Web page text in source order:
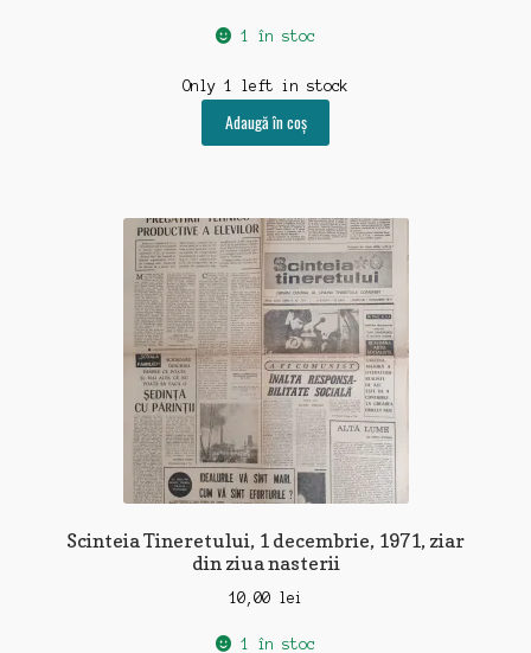
1 în stoc
Only 1 left in stock
Adaugă în coș
Scinteia Tineretului, 1 decembrie, 1971, ziar
din ziua nasterii
10,00 lei
1 în stoc